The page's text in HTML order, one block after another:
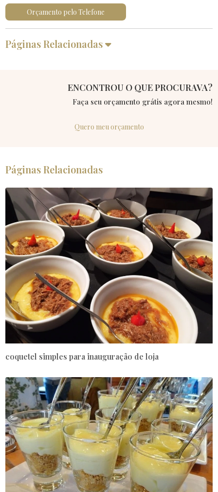
Orçamento pelo Telefone
Páginas Relacionadas
ENCONTROU O QUE PROCURAVA?
Faça seu orçamento grátis agora mesmo!
Quero meu orçamento
Páginas Relacionadas
coquetel simples para inauguração de loja